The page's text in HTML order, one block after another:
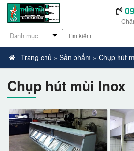
Trang chủ » Sản phẩm » Chụp hút
Chụp hút mùi Inox